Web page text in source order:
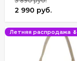
2 990 руб.
Летняя распродажа 🌷